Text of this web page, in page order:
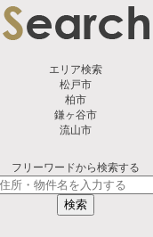
エリア検索
松戸市
柏市
鎌ヶ谷市
流山市
フリーワードから検索する
検索